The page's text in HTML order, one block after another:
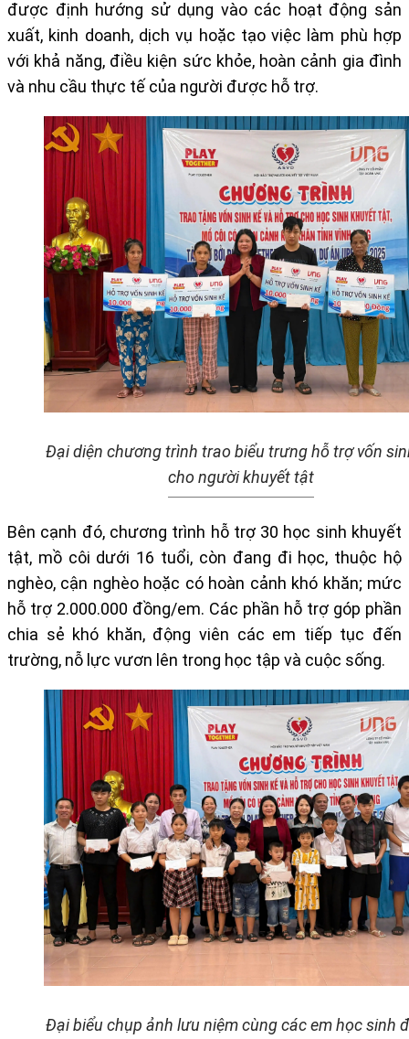
được định hướng sử dụng vào các hoạt động sản
xuất, kinh doanh, dịch vụ hoặc tạo việc làm phù hợp
với khả năng, điều kiện sức khỏe, hoàn cảnh gia đình
và nhu cầu thực tế của người được hỗ trợ.
Đại diện chương trình trao biểu trưng hỗ trợ vốn
cho người khuyết tật
Bên cạnh đó, chương trình hỗ trợ 30 học sinh khuyết
tật, mồ côi dưới 16 tuổi, còn đang đi học, thuộc hộ
nghèo, cận nghèo hoặc có hoàn cảnh khó khăn; mức
hỗ trợ 2.000.000 đồng/em. Các phần hỗ trợ góp phần
chia sẻ khó khăn, động viên các em tiếp tục đến
trường, nỗ lực vươn lên trong học tập và cuộc sống.
Đại biểu chụp ảnh lưu niệm cùng các em học sinh